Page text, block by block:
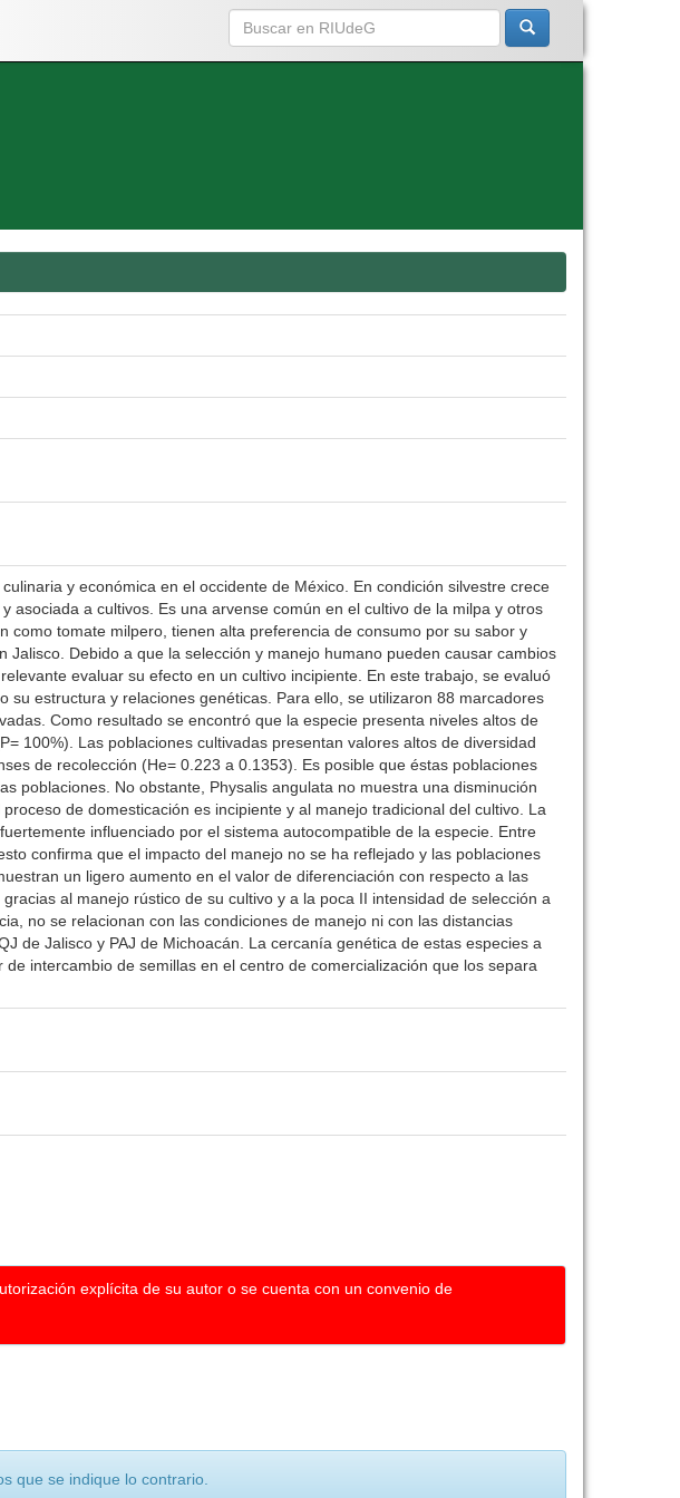
y económica en el occidente de México. En condición silvestre crece
a cultivos. Es una arvense común en el cultivo de la milpa y otros
tomate milpero, tienen alta preferencia de consumo por su sabor y
Debido a que la selección y manejo humano pueden causar cambios
evaluar su efecto en un cultivo incipiente. En este trabajo, se evaluó
estructura y relaciones genéticas. Para ello, se utilizaron 88 marcadores
Como resultado se encontró que la especie presenta niveles altos de
100%). Las poblaciones cultivadas presentan valores altos de diversidad
de recolección (He= 0.223 a 0.1353). Es posible que éstas poblaciones
poblaciones. No obstante, Physalis angulata no muestra una disminución
de domesticación es incipiente y al manejo tradicional del cultivo. La
influenciado por el sistema autocompatible de la especie. Entre
confirma que el impacto del manejo no se ha reflejado y las poblaciones
un ligero aumento en el valor de diferenciación con respecto a las
al manejo rústico de su cultivo y a la poca II intensidad de selección a
no se relacionan con las condiciones de manejo ni con las distancias
de Jalisco y PAJ de Michoacán. La cercanía genética de estas especies a
intercambio de semillas en el centro de comercialización que los separa
explícita de su autor o se cuenta con un convenio de
que se indique lo contrario.